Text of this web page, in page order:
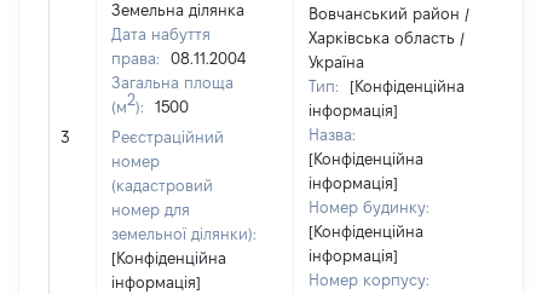
3
Земельна ділянка
Дата набуття
права:
08.11.2004
Загальна площа
(м2):
1500
Реєстраційний
номер
(кадастровий
номер для
земельної ділянки):
[Конфіденційна
інформація]
Вовчанський район /
Харківська область /
Україна
Тип:
[Конфіденційна
інформація]
Назва:
[Конфіденційна
інформація]
Номер будинку:
[Конфіденційна
інформація]
Номер корпусу: